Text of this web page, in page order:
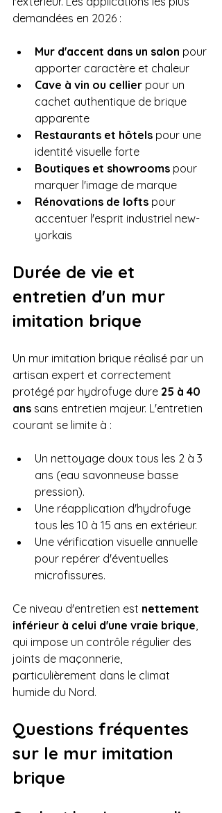
demandées en 2026 :
Mur d'accent dans un salon pour
apporter caractère et chaleur
Cave à vin ou cellier pour un
cachet authentique de brique
apparente
Restaurants et hôtels pour une
identité visuelle forte
Boutiques et showrooms pour
marquer l'image de marque
Rénovations de lofts pour
accentuer l'esprit industriel new-
yorkais
Durée de vie et
entretien d'un mur
imitation brique
Un mur imitation brique réalisé par un
artisan expert et correctement
protégé par hydrofuge dure 25 à 40
ans sans entretien majeur. L'entretien
courant se limite à :
Un nettoyage doux tous les 2 à 3
ans (eau savonneuse basse
pression).
Une réapplication d'hydrofuge
tous les 10 à 15 ans en extérieur.
Une vérification visuelle annuelle
pour repérer d'éventuelles
microfissures.
Ce niveau d'entretien est nettement
inférieur à celui d'une vraie brique
qui impose un contrôle régulier des
joints de maçonnerie,
particulièrement dans le climat
humide du Nord.
Questions fréquentes
sur le mur imitation
brique